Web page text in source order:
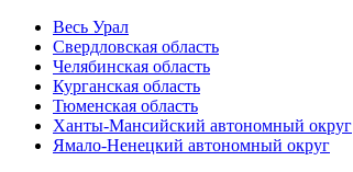
Весь Урал
Свердловская область
Челябинская область
Курганская область
Тюменская область
Ханты-Мансийский автономный округ
Ямало-Ненецкий автономный округ